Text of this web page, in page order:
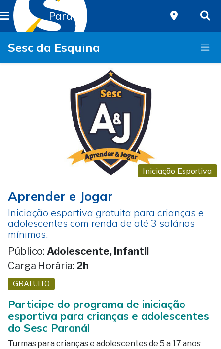
Paraná
Sesc da Esquina
Iniciação Esportiva
Aprender e Jogar
Iniciação esportiva gratuita para crianças e
adolescentes com renda de até 3 salários
mínimos.
Público: Adolescente, Infantil
Carga Horária: 2h
GRATUITO
Participe do programa de iniciação
esportiva para crianças e adolescentes
do Sesc Paraná!
Turmas para crianças e adolescentes de 5 a 17 anos